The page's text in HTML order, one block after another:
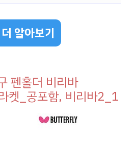
알아보기
펜홀더 비리바
켓_공포함, 비리바2_1